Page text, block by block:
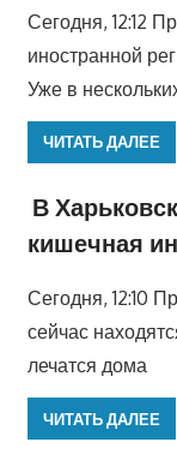
Сегодня, 12:12
иностранной
Уже в
ЧИТАТЬ ДАЛЕЕ
В
кишечная
Сегодня, 12:10
сейчас
лечатся дома
ЧИТАТЬ ДАЛЕЕ